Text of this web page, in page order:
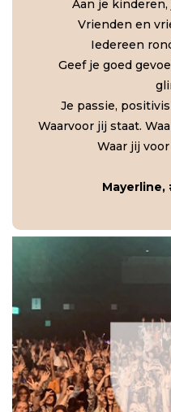
Aan je
Vrienden en
Iedereen
Geef je goed
Je passie,
Waarvoor jij staat.
Waar jij